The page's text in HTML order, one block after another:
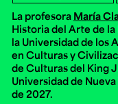
Dirección
Calle 19A #1 - 37
Este. Bloque K.
Literatura y
Narrativas
Ext. 2501
La profesora María
Historia del Arte de
la Universidad de los
en Culturas y
de Culturas del King
Universidad de
de 2027.